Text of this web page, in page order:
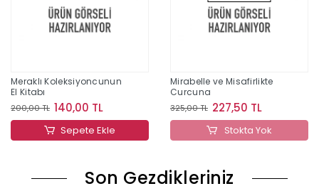
Meraklı Koleksiyoncunun
El Kitabı
200,00 TL 140,00 TL
Sepete Ekle
Mirabelle ve Misafirlikte
Curcuna
325,00 TL 227,50 TL
Stokta Yok
Son Gezdikleriniz